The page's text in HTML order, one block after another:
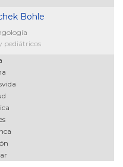
Bohle
pediátricos